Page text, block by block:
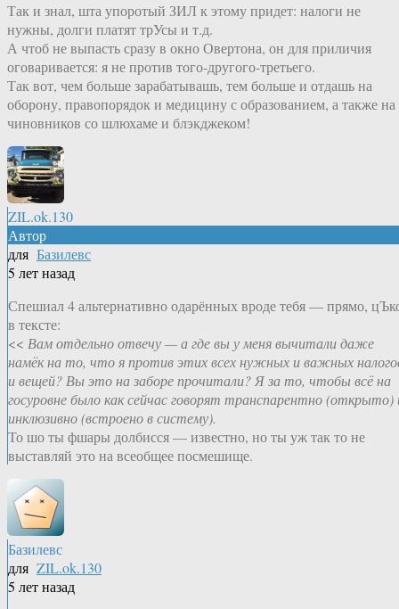
Так и знал, шта упоротый ЗИЛ к этому придет: налоги не
нужны, долги платят трУсы и т.д.
А чтоб не выпасть сразу в окно Овертона, он для приличия
оговаривается: я не против того-другого-третьего.
Так вот, чем больше зарабатывашь, тем больше и отдашь на
оборону, правопорядок и медицину с образованием, а также на
чиновников со шлюхаме и блэкджеком!
ZIL.ok.130
Автор
для Базилевс
5 лет назад
Спешиал 4 альтернативно одарённых вроде тебя — прямо,
в тексте:
<< Вам отдельно отвечу — а где вы у меня вычитали даже
намёк на то, что я против этих всех нужных и важных
и вещей? Вы это на заборе прочитали? Я за то, чтобы всё на
госуровне было как сейчас говорят транспарентно (открыто)
инклюзивно (встроено в систему).
То шо ты фшары долбисся — известно, но ты уж так то не
выставляй это на всеобщее посмешище.
Базилевс
для ZIL.ok.130
5 лет назад